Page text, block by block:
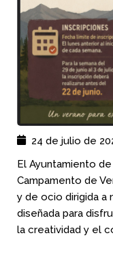
24 de julio de
El Ayuntamiento
Campamento de
y de ocio dirigida a
diseñada para
la creatividad y el